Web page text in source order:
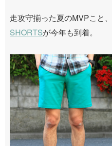
走攻守揃った夏のMVPこと、
SHORTSが今年も到着。